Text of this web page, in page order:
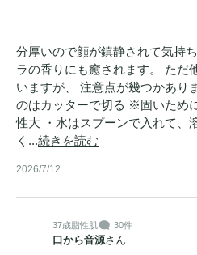
分厚いので顔が鎮静されて気持
ラの香りにも癒されます。 ただ
いますが、 注意点が幾つかあり
のはカッターで切る ※固いため
性大 ・水はスプーンで入れて、
く...続きを読む
2026/7/12
37歳脂性肌 30件
口から音源さん